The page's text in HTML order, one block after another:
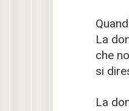
La
che
si
La